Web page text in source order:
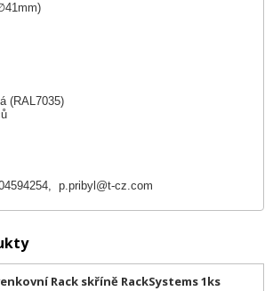
(RAL7035)
p.pribyl@t-cz.com
Rack skříně RackSystems 1ks